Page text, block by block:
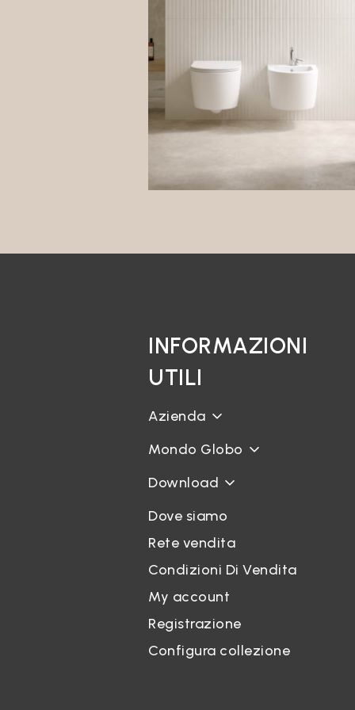
INFORMAZIONI
UTILI
Azienda
Mondo Globo
Download
Dove siamo
Rete vendita
Condizioni Di Vendita
My account
Registrazione
Configura collezione